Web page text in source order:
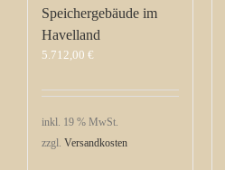
Speichergebäude im
Havelland
5.712,00 €
inkl. 19 % MwSt.
zzgl. Versandkosten